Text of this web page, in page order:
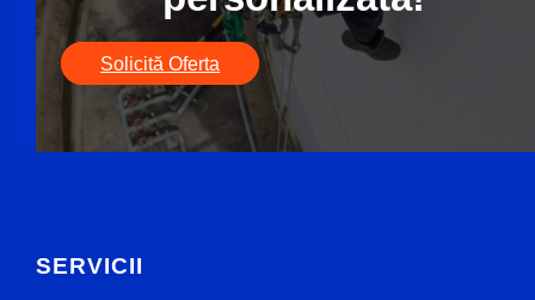
Solicită Oferta
SERVICII